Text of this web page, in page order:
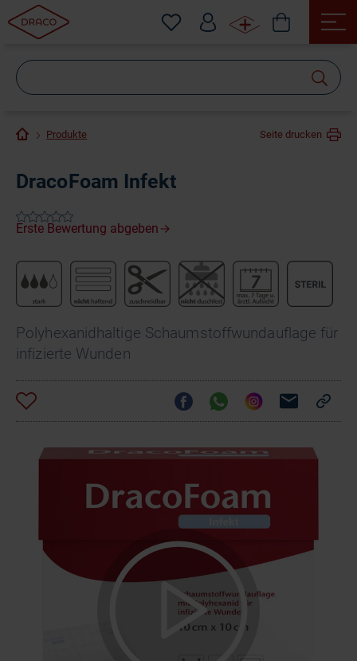
Produkte Seite drucken
DracoFoam Infekt
Polyhexanidhaltige Schaumstoffwundauflage für
infizierte Wunden
suchen